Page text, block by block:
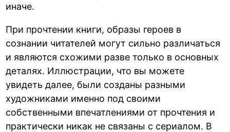
иначе.
При прочтении книги, образы героев в
сознании читателей могут сильно различаться
и являются схожими разве только в основных
деталях. Иллюстрации, что вы можете
увидеть далее, были созданы разными
художниками именно под своими
собственными впечатлениями от прочтения и
практически никак не связаны с сериалом. В